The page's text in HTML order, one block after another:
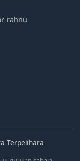
rahnu
Terpelihara